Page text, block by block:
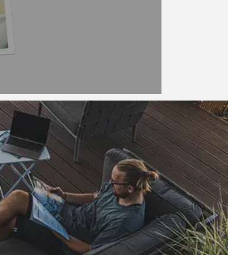
„Schnelle Lieferung und gut
verpackt. Gerne wieder!“
11.05.2026